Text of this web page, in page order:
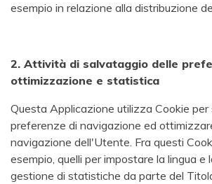
esempio in relazione alla distribuzione
2. Attività di salvataggio delle
ottimizzazione e statistica
Questa Applicazione utilizza Cookie per
preferenze di navigazione ed
navigazione dell'Utente. Fra questi
esempio, quelli per impostare la lingua e
gestione di statistiche da parte del